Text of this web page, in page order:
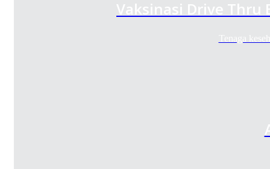
Vaksinasi Drive Thru
Tenaga